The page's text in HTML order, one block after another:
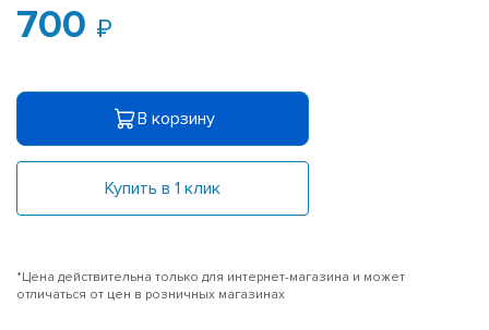
700
В корзину
Купить в 1 клик
*Цена действительна только для интернет-магазина и может
отличаться от цен в розничных магазинах